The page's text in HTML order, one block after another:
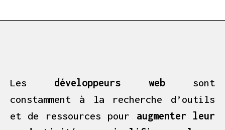
Les développeurs websont
constamment à la recherche d’outils
et de ressources pour augmenter leur